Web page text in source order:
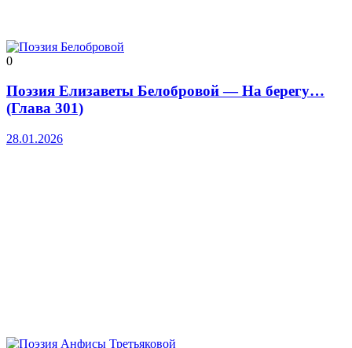
0
Поэзия Елизаветы Белобровой — На берегу…
(Глава 301)
28.01.2026